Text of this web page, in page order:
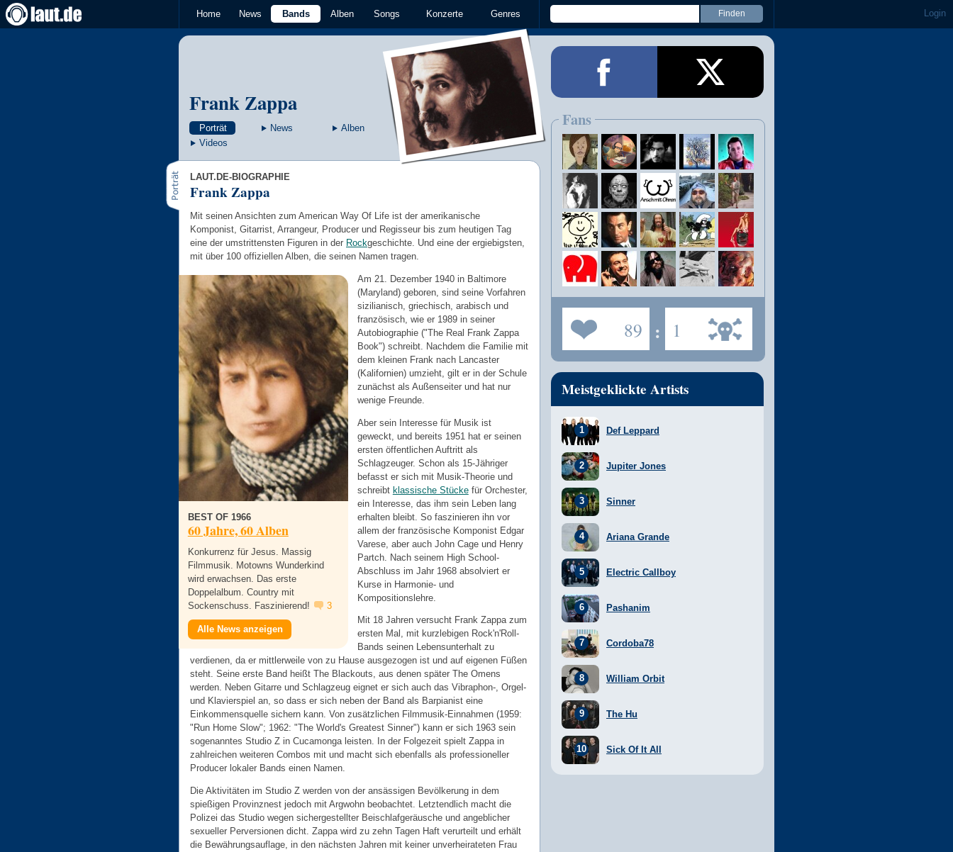
Home News Bands Alben Songs Konzerte Genres Login
Frank Zappa
Porträt News
Alben
Videos
LAUT.DE-BIOGRAPHIE
Frank Zappa
Mit seinen Ansichten zum American Way Of Life ist der amerikanische
Komponist, Gitarrist, Arrangeur, Producer und Regisseur bis zum heutigen Tag
eine der umstrittensten Figuren in der Rockgeschichte. Und eine der ergiebigsten,
mit über 100 offiziellen Alben, die seinen Namen tragen.
BEST OF 1966
60 Jahre, 60 Alben
Konkurrenz für Jesus. Massig
Filmmusik. Motowns Wunderkind
wird erwachsen. Das erste
Doppelalbum. Country mit
Sockenschuss. Faszinierend!
3
Alle News anzeigen
Am 21. Dezember 1940 in Baltimore
(Maryland) geboren, sind seine Vorfahren
sizilianisch, griechisch, arabisch und
französisch, wie er 1989 in seiner
Autobiographie ("The Real Frank Zappa
Book") schreibt. Nachdem die Familie mit
dem kleinen Frank nach Lancaster
(Kalifornien) umzieht, gilt er in der Schule
zunächst als Außenseiter und hat nur
wenige Freunde.
Aber sein Interesse für Musik ist
geweckt, und bereits 1951 hat er seinen
ersten öffentlichen Auftritt als
Schlagzeuger. Schon als 15-Jähriger
befasst er sich mit Musik-Theorie und
schreibt klassische Stückefür Orchester,
ein Interesse, das ihm sein Leben lang
erhalten bleibt. So faszinieren ihn vor
allem der französische Komponist Edgar
Varese, aber auch John Cage und Henry
Partch. Nach seinem High School-
Abschluss im Jahr 1968 absolviert er
Kurse in Harmonie- und
Kompositionslehre.
Mit 18 Jahren versucht Frank Zappa zum
ersten Mal, mit kurzlebigen Rock'n'Roll-
Bands seinen Lebensunterhalt zu
verdienen, da er mittlerweile von zu Hause ausgezogen ist und auf eigenen Füßen
steht. Seine erste Band heißt The Blackouts, aus denen später The Omens
werden. Neben Gitarre und Schlagzeug eignet er sich auch das Vibraphon-, Orgel-
und Klavierspiel an, so dass er sich neben der Band als Barpianist eine
Einkommensquelle sichern kann. Von zusätzlichen Filmmusik-Einnahmen (1959:
"Run Home Slow"; 1962: "The World's Greatest Sinner") kann er sich 1963 sein
sogenanntes Studio Z in Cucamonga leisten. In der Folgezeit spielt Zappa in
zahlreichen weiteren Combos mit und macht sich ebenfalls als professioneller
Producer lokaler Bands einen Namen.
Die Aktivitäten im Studio Z werden von der ansässigen Bevölkerung in dem
spießigen Provinznest jedoch mit Argwohn beobachtet. Letztendlich macht die
Polizei das Studio wegen sichergestellter Beischlafgeräusche und angeblicher
sexueller Perversionen dicht. Zappa wird zu zehn Tagen Haft verurteilt und erhält
die Bewährungsauflage, in den nächsten Jahren mit keiner unverheirateten Frau
Fans
89 : 1
Meistgeklickte Artists
Def Leppard
Jupiter Jones
Sinner
Ariana Grande
Electric Callboy
Pashanim
Cordoba78
William Orbit
The Hu
Sick Of It All